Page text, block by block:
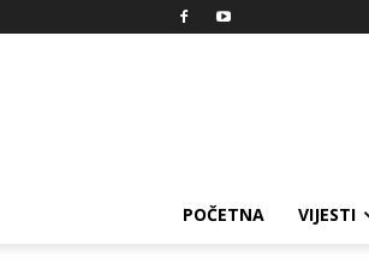
POČETNA VIJESTI